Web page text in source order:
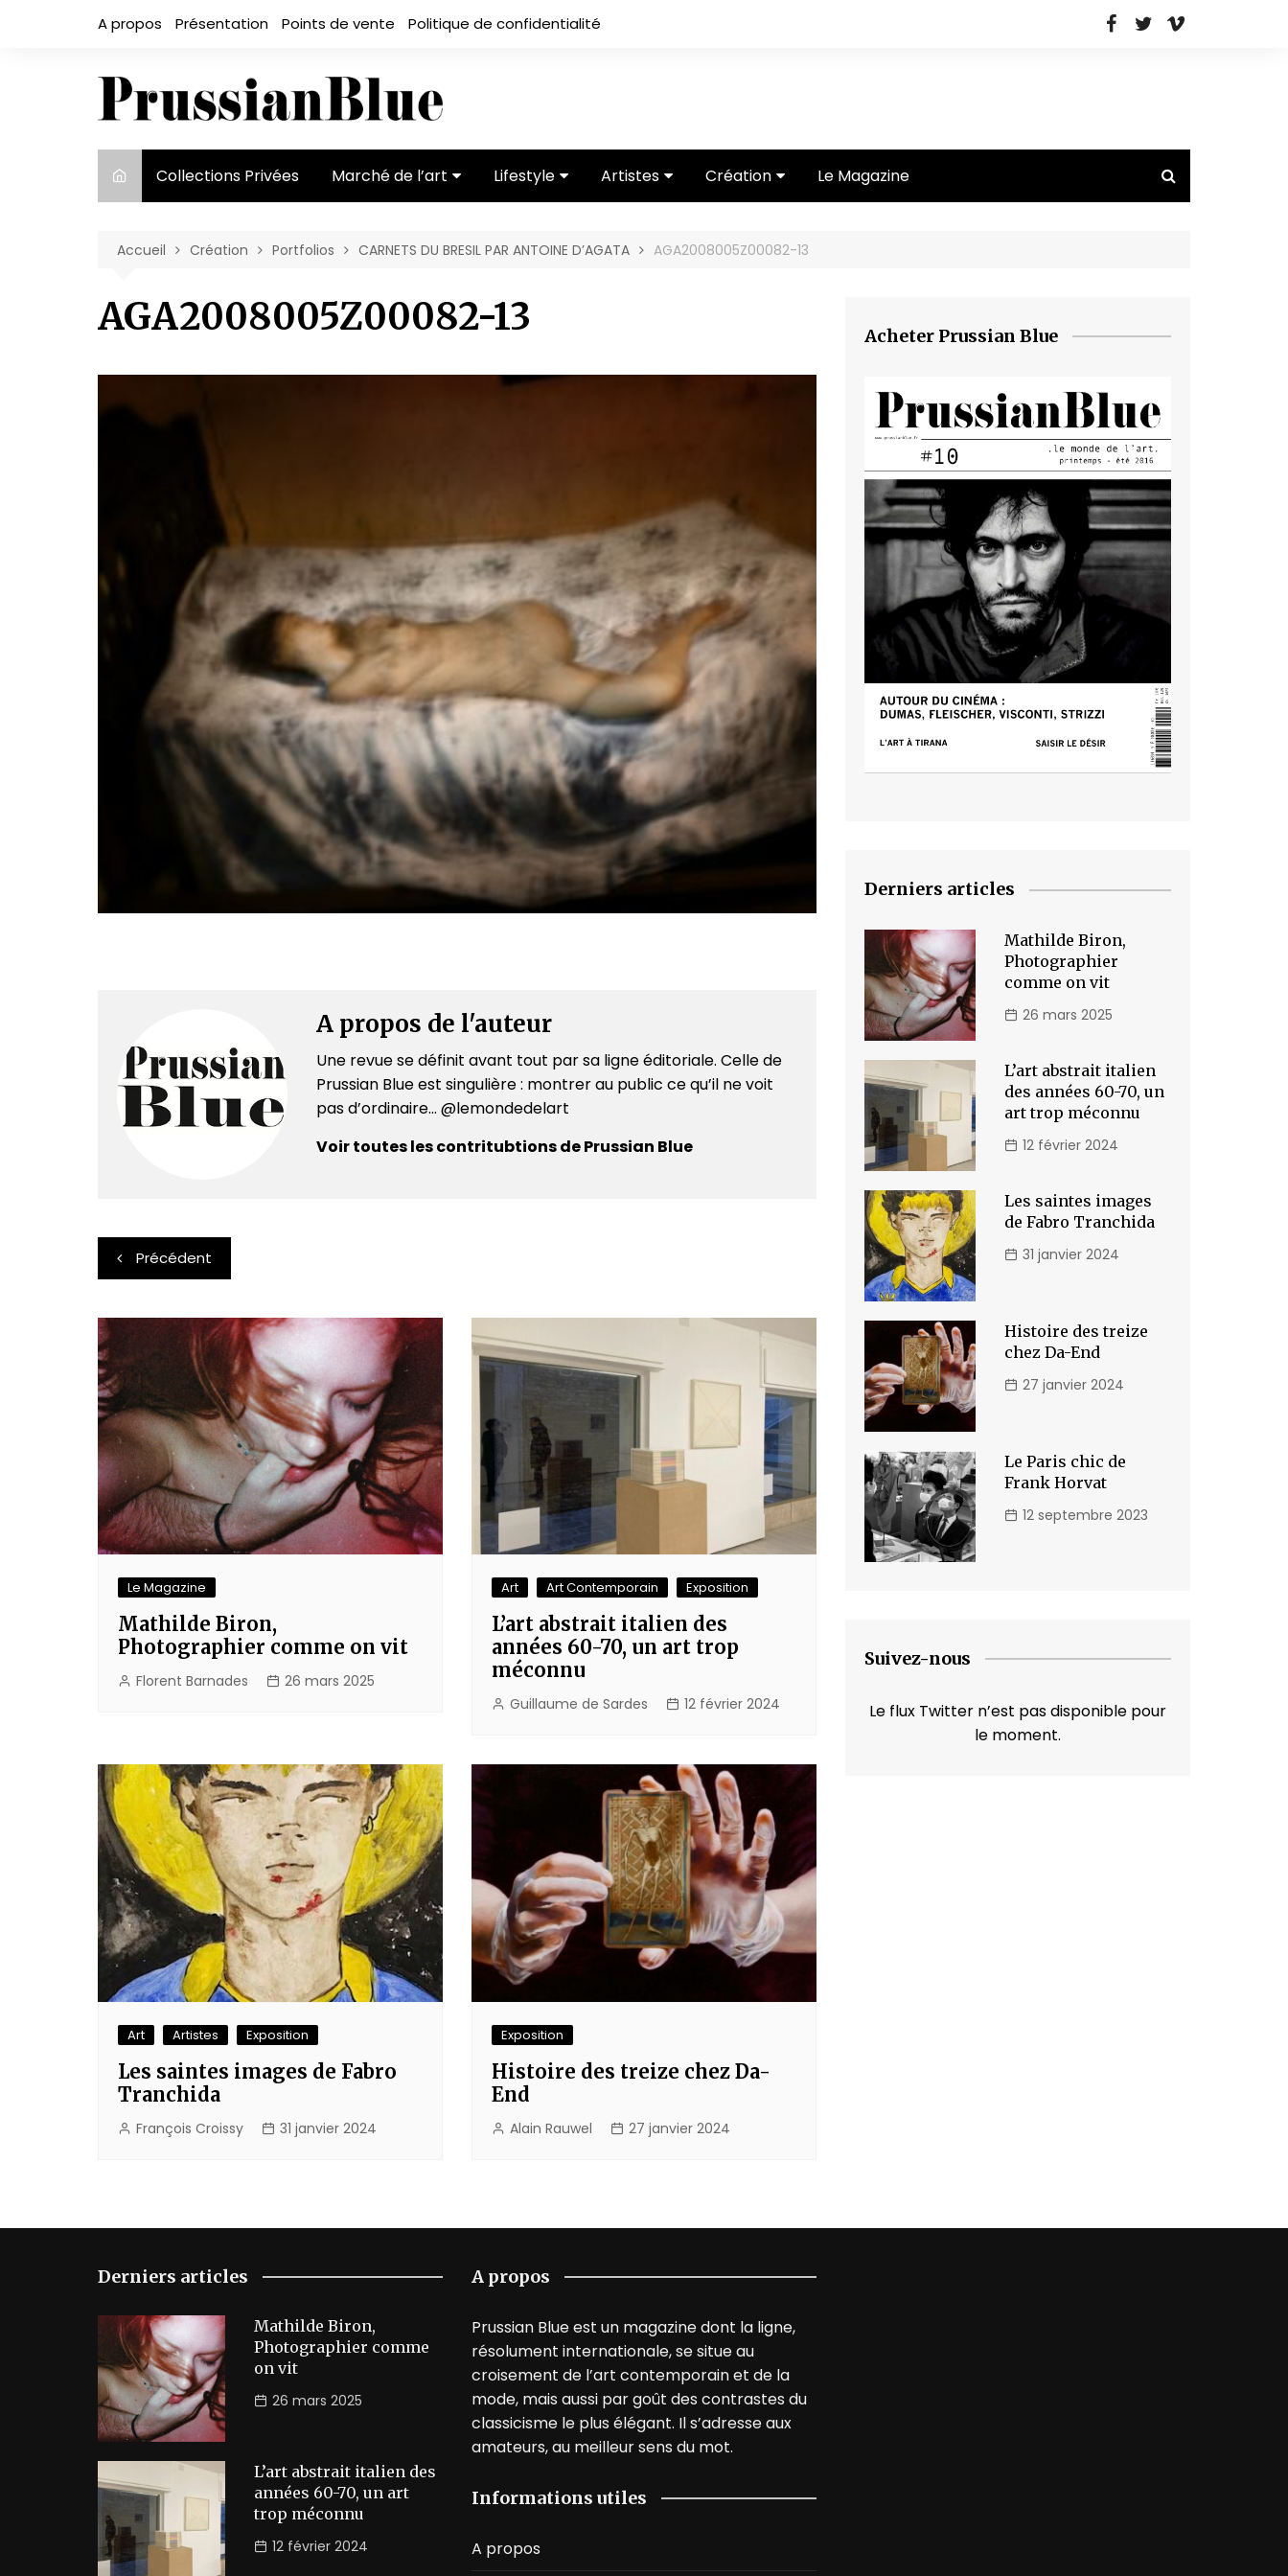
A propos Présentation Points de vente Politique de confidentialité
Collections Privées Marché de l’art
acteurs
Lifestyle
Mode
Artistes
Entretiens
Création
Vidéos
Le Magazine
Accueil Création Portfolios CARNETS DU BRESIL PAR ANTOINE D’AGATA AGA2008005Z00082-13
AGA2008005Z00082-13
A propos de l'auteur
Une revue se définit avant tout par sa ligne éditoriale. Celle de
Prussian Blue est singulière : montrer au public ce qu’il ne voit
pas d’ordinaire... @lemondedelart
Voir toutes les contritubtions de Prussian Blue
Navigation
de
l’article
Précédent
Le Magazine
Mathilde Biron,
Photographier comme on vit
Florent Barnades 26 mars 2025
Art Art Contemporain Exposition
L’art abstrait italien des
années 60-70, un art trop
méconnu
Guillaume de Sardes 12 février 2024
Art Artistes Exposition
Les saintes images de Fabro
Tranchida
François Croissy 31 janvier 2024
Exposition
Histoire des treize chez Da-
End
Alain Rauwel 27 janvier 2024
Acheter Prussian Blue
Derniers articles
Mathilde Biron,
Photographier
comme on vit
26 mars 2025
L’art abstrait italien
des années 60-70, un
art trop méconnu
12 février 2024
Les saintes images
de Fabro Tranchida
31 janvier 2024
Histoire des treize
chez Da-End
27 janvier 2024
Le Paris chic de
Frank Horvat
12 septembre 2023
Suivez-nous
Le flux Twitter n’est pas disponible pour
le moment.
Derniers articles
Mathilde Biron,
Photographier comme
on vit
26 mars 2025
L’art abstrait italien des
années 60-70, un art
trop méconnu
12 février 2024
A propos
Prussian Blue est un magazine dont la ligne,
résolument internationale, se situe au
croisement de l’art contemporain et de la
mode, mais aussi par goût des contrastes du
classicisme le plus élégant. Il s’adresse aux
amateurs, au meilleur sens du mot.
Informations utiles
A propos